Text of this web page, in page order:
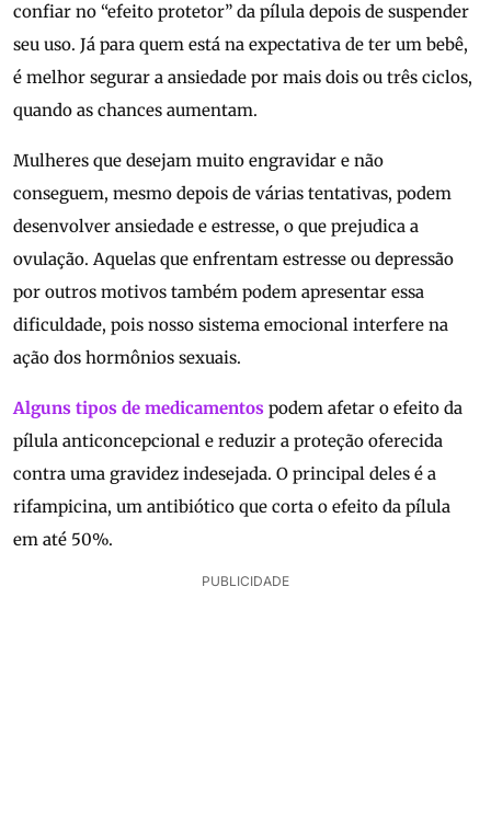
confiar no “efeito protetor” da pílula depois de suspender
seu uso. Já para quem está na expectativa de ter um bebê,
é melhor segurar a ansiedade por mais dois ou três ciclos,
quando as chances aumentam.
Mulheres que desejam muito engravidar e não
conseguem, mesmo depois de várias tentativas, podem
desenvolver ansiedade e estresse, o que prejudica a
ovulação. Aquelas que enfrentam estresse ou depressão
por outros motivos também podem apresentar essa
dificuldade, pois nosso sistema emocional interfere na
ação dos hormônios sexuais.
Alguns tipos de medicamentos podem afetar o efeito da
pílula anticoncepcional e reduzir a proteção oferecida
contra uma gravidez indesejada. O principal deles é a
rifampicina, um antibiótico que corta o efeito da pílula
em até 50%.
PUBLICIDADE